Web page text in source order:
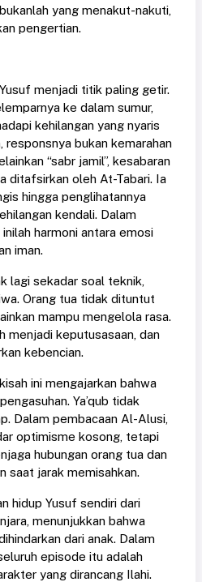
yang menakut-nakuti,
pengertian.
menjadi titik paling getir.
ke dalam sumur,
kehilangan yang nyaris
responsnya bukan kemarahan
“sabr jamil”, kesabaran
ditafsirkan oleh At-Tabari. Ia
hingga penglihatannya
kendali. Dalam
harmoni antara emosi
iman.
lagi sekadar soal teknik,
Orang tua tidak dituntut
mampu mengelola rasa.
menjadi keputusasaan, dan
kebencian.
ini mengajarkan bahwa
Ya’qub tidak
Dalam pembacaan Al-Alusi,
optimisme kosong, tetapi
hubungan orang tua dan
saat jarak memisahkan.
hidup Yusuf sendiri dari
, menunjukkan bahwa
dari anak. Dalam
episode itu adalah
yang dirancang Ilahi.